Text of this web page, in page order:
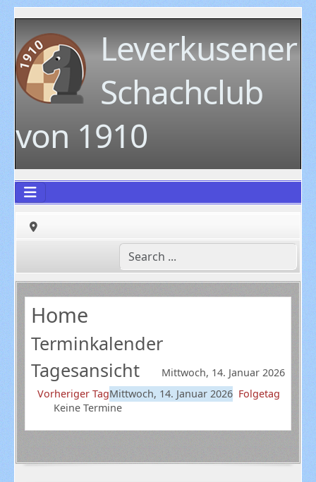
Leverkusener
Schachclub
von 1910
Home
Terminkalender
Tagesansicht
Mittwoch, 14. Januar 2026
Vorheriger TagMittwoch, 14. Januar 2026 Folgetag
Keine Termine